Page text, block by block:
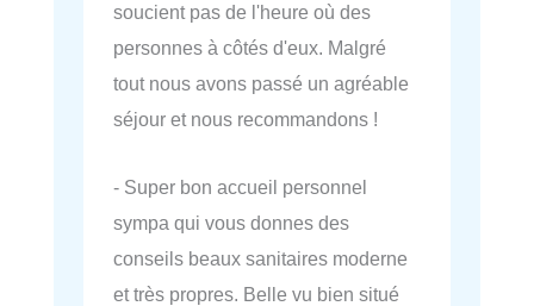
soucient pas de l'heure où des
personnes à côtés d'eux. Malgré
tout nous avons passé un agréable
séjour et nous recommandons !
- Super bon accueil personnel
sympa qui vous donnes des
conseils beaux sanitaires moderne
et très propres. Belle vu bien situé